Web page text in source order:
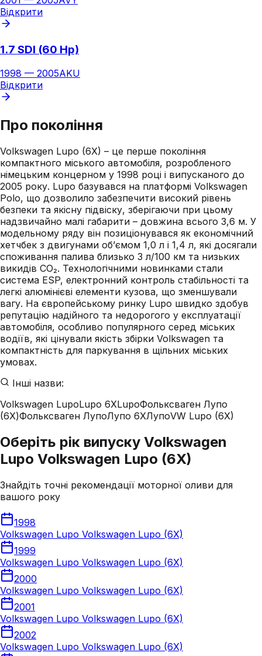
Відкрити
1.7 SDI (60 Hp)
1998 — 2005AKU
Відкрити
Про покоління
Volkswagen Lupo (6X) – це перше покоління
компактного міського автомобіля, розробленого
німецьким концерном у 1998 році і випусканого до
2005 року. Lupo базувався на платформі Volkswagen
Polo, що дозволило забезпечити високий рівень
безпеки та якісну підвіску, зберігаючи при цьому
надзвичайно малі габарити – довжина всього 3,6 м. У
модельному ряду він позиціонувався як економічний
хетчбек з двигунами об’ємом 1,0 л і 1,4 л, які досягали
споживання палива близько 3 л/100 км та низьких
викидів CO₂. Технологічними новинками стали
система ESP, електронний контроль стабільності та
легкі алюмінієві елементи кузова, що зменшували
вагу. На європейському ринку Lupo швидко здобув
репутацію надійного та недорогого у експлуатації
автомобіля, особливо популярного серед міських
водіїв, які цінували якість збірки Volkswagen та
компактність для паркування в щільних міських
умовах.
Інші назви:
Volkswagen LupoLupo 6XLupoФольксваген Лупо
(6X)Фольксваген ЛупоЛупо 6XЛупоVW Lupo (6X)
Оберіть рік випуску Volkswagen
Lupo Volkswagen Lupo (6X)
Знайдіть точні рекомендації моторної оливи для
вашого року
1998
Volkswagen Lupo Volkswagen Lupo (6X)
1999
Volkswagen Lupo Volkswagen Lupo (6X)
2000
Volkswagen Lupo Volkswagen Lupo (6X)
2001
Volkswagen Lupo Volkswagen Lupo (6X)
2002
Volkswagen Lupo Volkswagen Lupo (6X)